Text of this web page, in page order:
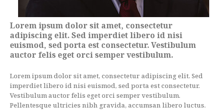
Lorem ipsum dolor sit amet, consectetur
adipiscing elit. Sed imperdiet libero id nisi
euismod, sed porta est consectetur. Vestibulum
auctor felis eget orci semper vestibulum.
Lorem ipsum dolor sit amet, consectetur adipiscing elit. Sed
imperdiet libero id nisi euismod, sed porta est consectetur.
Vestibulum auctor felis eget orci semper vestibulum.
Pellentesque ultricies nibh gravida, accumsan libero luctus.